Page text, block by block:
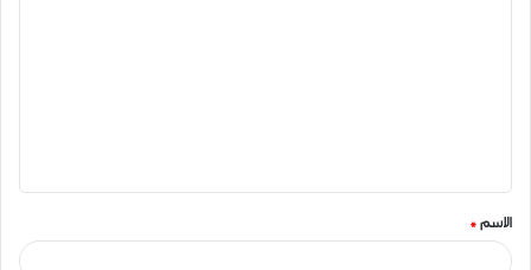
ق
*
الاسم *